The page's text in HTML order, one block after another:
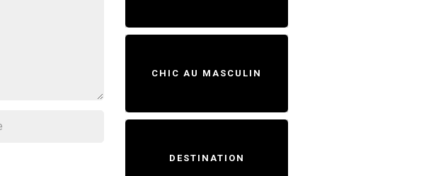
CHIC AU MASCULIN
DESTINATION